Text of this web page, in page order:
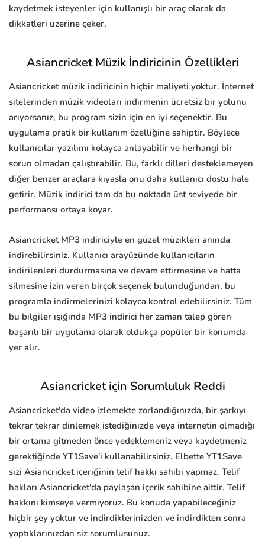
kaydetmek isteyenler için kullanışlı bir araç olarak da
dikkatleri üzerine çeker.
Asiancricket Müzik İndiricinin Özellikleri
Asiancricket müzik indiricinin hiçbir maliyeti yoktur. İnternet
sitelerinden müzik videoları indirmenin ücretsiz bir yolunu
arıyorsanız, bu program sizin için en iyi seçenektir. Bu
uygulama pratik bir kullanım özelliğine sahiptir. Böylece
kullanıcılar yazılımı kolayca anlayabilir ve herhangi bir
sorun olmadan çalıştırabilir. Bu, farklı dilleri desteklemeyen
diğer benzer araçlara kıyasla onu daha kullanıcı dostu hale
getirir. Müzik indirici tam da bu noktada üst seviyede bir
performansı ortaya koyar.
Asiancricket MP3 indiriciyle en güzel müzikleri anında
indirebilirsiniz. Kullanıcı arayüzünde kullanıcıların
indirilenleri durdurmasına ve devam ettirmesine ve hatta
silmesine izin veren birçok seçenek bulunduğundan, bu
programla indirmelerinizi kolayca kontrol edebilirsiniz. Tüm
bu bilgiler ışığında MP3 indirici her zaman talep gören
başarılı bir uygulama olarak oldukça popüler bir konumda
yer alır.
Asiancricket için Sorumluluk Reddi
Asiancricket'da video izlemekte zorlandığınızda, bir şarkıyı
tekrar tekrar dinlemek istediğinizde veya internetin olmadığı
bir ortama gitmeden önce yedeklemeniz veya kaydetmeniz
gerektiğinde YT1Save'i kullanabilirsiniz. Elbette YT1Save
sizi Asiancricket içeriğinin telif hakkı sahibi yapmaz. Telif
hakları Asiancricket'da paylaşan içerik sahibine aittir. Telif
hakkını kimseye vermiyoruz. Bu konuda yapabileceğiniz
hiçbir şey yoktur ve indirdiklerinizden ve indirdikten sonra
yaptıklarınızdan siz sorumlusunuz.